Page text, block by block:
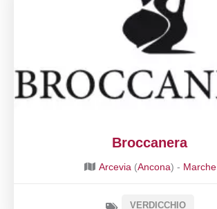
Broccanera
Arcevia (Ancona) - Marche
VERDICCHIO